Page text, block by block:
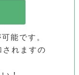
能です。
されますの